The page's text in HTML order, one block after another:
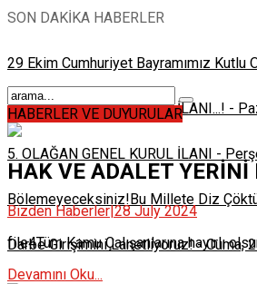
SON DAKİKA HABERLER
29 Ekim Cumhuriyet Bayramımız Kutlu
4. OLAĞAN GENEL KURUL İLANI...! -
5. OLAĞAN GENEL KURUL İLANI -
Bölemeyeceksiniz!Bu Millete Diz
Darbe Girişimini Lanetliyoruz!-Cuma,
HABERLER VE DUYURULAR
HAK VE ADALET YERİNİ
Bizden Haberler|28 July 2024
file4Tüm Kamu Çalışanlarına hayırlı
Devamını Oku...